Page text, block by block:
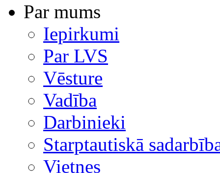
Par mums
Iepirkumi
Par LVS
Vēsture
Vadība
Darbinieki
Starptautiskā
Vietnes